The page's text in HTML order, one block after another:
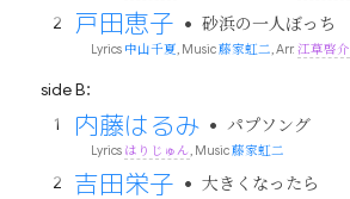
戸田恵子 • 砂浜の一人ぼっち
Lyrics 中山千夏, Music藤家虹二, Arr.江草啓介
side B：
内藤はるみ • パプソング
Lyrics はりじゅん, Music藤家虹二
吉田栄子 • 大きくなったら